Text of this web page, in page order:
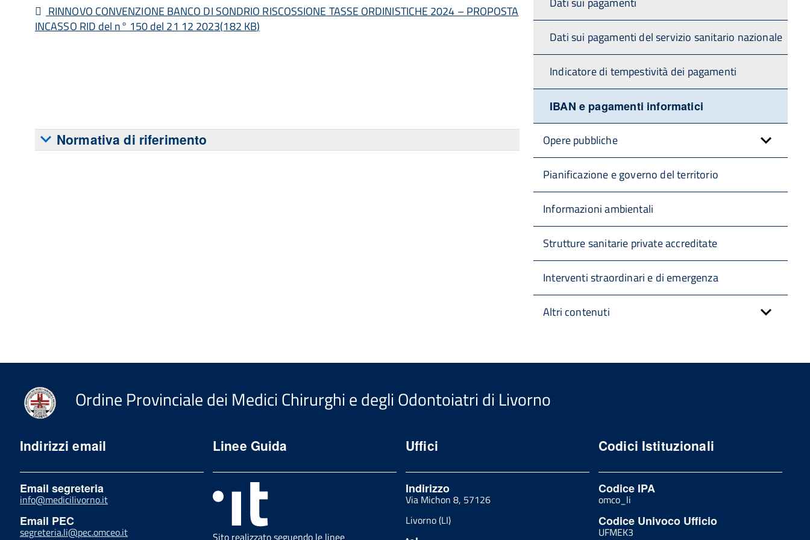
pdf
RINNOVO CONVENZIONE BANCO DI SONDRIO RISCOSSIONE TASSE ORDINISTICHE 2024 – PROPOSTA
INCASSO RID del n° 150 del 21 12 2023(182 KB)
Normativa di riferimento
Dati sui pagamenti del servizio sanitario nazionale
Indicatore di tempestività dei pagamenti
IBAN e pagamenti informatici
Opere pubbliche
Pianificazione e governo del territorio
Informazioni ambientali
Strutture sanitarie private accreditate
Interventi straordinari e di emergenza
Altri contenuti
Ordine Provinciale dei Medici Chirurghi e degli Odontoiatri di Livorno
Indirizzi email
Email segreteria
info@medicilivorno.it
Email PEC
segreteria.li@pec.omceo.it
Linee Guida
Sito realizzato seguendo le linee
Uffici
Indirizzo
Via Michon 8, 57126
Livorno (LI)
Codici Istituzionali
Codice IPA
omco_li
Codice Univoco Ufficio
UFMEK3